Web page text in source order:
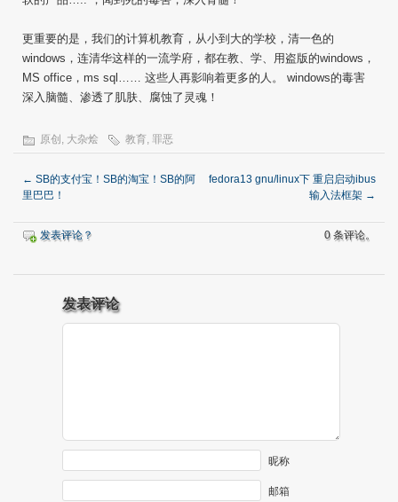
更重要的是，我们的计算机教育，从小到大的学校，清一色的
windows，连清华这样的一流学府，都在教、学、用盗版的windows，
MS office，ms sql…… 这些人再影响着更多的人。 windows的毒害
深入脑髓、渗透了肌肤、腐蚀了灵魂！
原创 , 大杂烩 教育, 罪恶
← SB的支付宝！SB的淘宝！SB的阿
里巴巴！
fedora13 gnu/linux下 重启启动ibus
输入法框架 →
发表评论？ 0 条评论。
发表评论
昵称
邮箱